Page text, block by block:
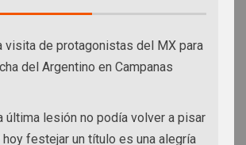
visita de protagonistas del MX para
del Argentino en Campanas
última lesión no podía volver a pisar
hoy festejar un título es una alegría